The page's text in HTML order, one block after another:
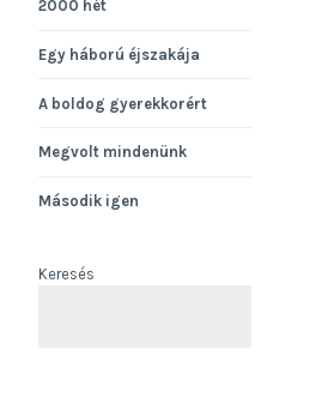
2000 hét
Egy háború éjszakája
A boldog gyerekkorért
Megvolt mindenünk
Második igen
Keresés